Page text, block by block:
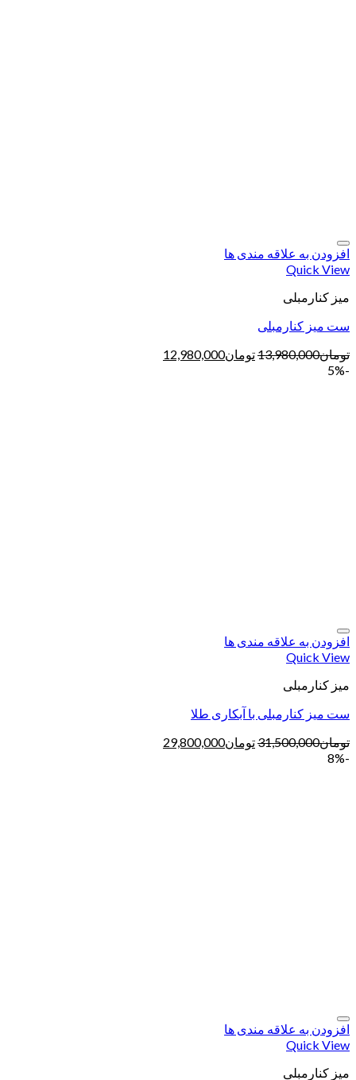
افزودن به علاقه مندی ها
Quick View
میز کنارمبلی
ست میز کنارمبلی
تومان13,980,000تومان12,980,000
-5%
افزودن به علاقه مندی ها
Quick View
میز کنارمبلی
ست میز کنارمبلی با آبکاری طلا
تومان31,500,000تومان29,800,000
-8%
افزودن به علاقه مندی ها
Quick View
میز کنارمبلی